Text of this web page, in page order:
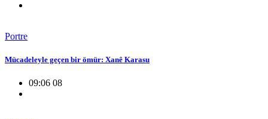
Portre
Mücadeleyle geçen bir ömür: Xanê Karasu
09:06 08